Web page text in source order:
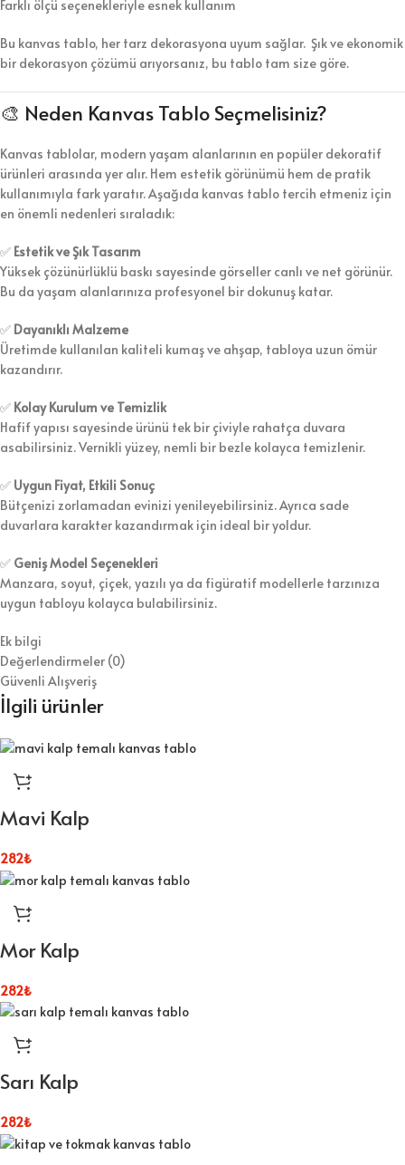
Farklı ölçü seçenekleriyle esnek kullanım
Bu kanvas tablo, her tarz dekorasyona uyum sağlar. Şık ve ekonomik
bir dekorasyon çözümü arıyorsanız, bu tablo tam size göre.
🎨 Neden Kanvas Tablo Seçmelisiniz?
Kanvas tablolar, modern yaşam alanlarının en popüler dekoratif
ürünleri arasında yer alır. Hem estetik görünümü hem de pratik
kullanımıyla fark yaratır. Aşağıda kanvas tablo tercih etmeniz için
en önemli nedenleri sıraladık:
✅ Estetik ve Şık Tasarım
Yüksek çözünürlüklü baskı sayesinde görseller canlı ve net görünür.
Bu da yaşam alanlarınıza profesyonel bir dokunuş katar.
✅ Dayanıklı Malzeme
Üretimde kullanılan kaliteli kumaş ve ahşap, tabloya uzun ömür
kazandırır.
✅ Kolay Kurulum ve Temizlik
Hafif yapısı sayesinde ürünü tek bir çiviyle rahatça duvara
asabilirsiniz. Vernikli yüzey, nemli bir bezle kolayca temizlenir.
✅ Uygun Fiyat, Etkili Sonuç
Bütçenizi zorlamadan evinizi yenileyebilirsiniz. Ayrıca sade
duvarlara karakter kazandırmak için ideal bir yoldur.
✅ Geniş Model Seçenekleri
Manzara, soyut, çiçek, yazılı ya da figüratif modellerle tarzınıza
uygun tabloyu kolayca bulabilirsiniz.
Ek bilgi
Değerlendirmeler (0)
Güvenli Alışveriş
İlgili ürünler
Mavi Kalp
282₺
Mor Kalp
282₺
Sarı Kalp
282₺